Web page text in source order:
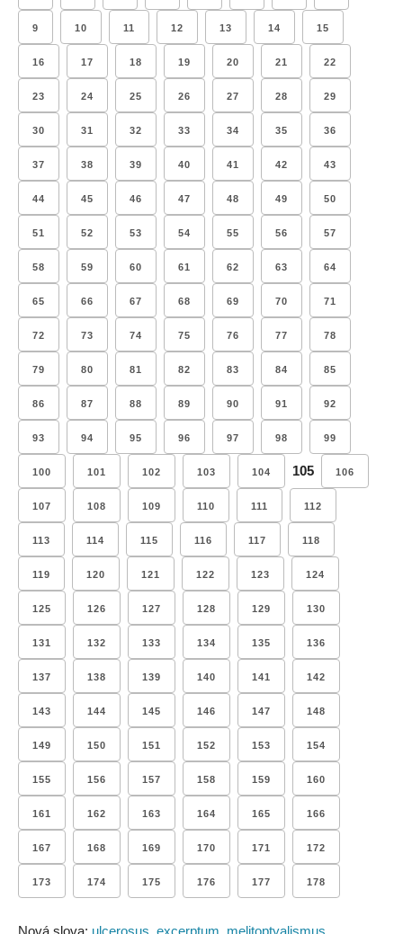
9 10 11 12 13 14 15
16 17 18 19 20 21 22
23 24 25 26 27 28 29
30 31 32 33 34 35 36
37 38 39 40 41 42 43
44 45 46 47 48 49 50
51 52 53 54 55 56 57
58 59 60 61 62 63 64
65 66 67 68 69 70 71
72 73 74 75 76 77 78
79 80 81 82 83 84 85
86 87 88 89 90 91 92
93 94 95 96 97 98 99
100 101 102 103 104 105 106
107 108 109 110 111 112
113 114 115 116 117 118
119 120 121 122 123 124
125 126 127 128 129 130
131 132 133 134 135 136
137 138 139 140 141 142
143 144 145 146 147 148
149 150 151 152 153 154
155 156 157 158 159 160
161 162 163 164 165 166
167 168 169 170 171 172
173 174 175 176 177 178
Nová slova: ulcerosus excerptum melitoptyalismus